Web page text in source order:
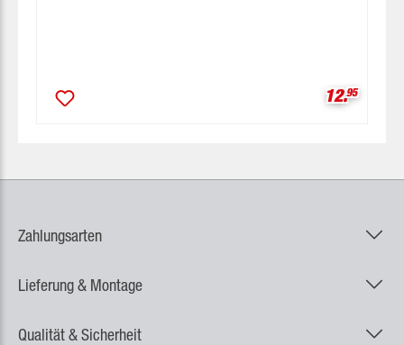
12.95
Zahlungsarten
Lieferung & Montage
Qualität & Sicherheit